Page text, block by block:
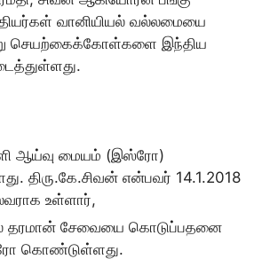
வானியியல் வல்லமையை
செயற்கைக்கோள்களை இந்திய
ஆய்வு மையம் (இஸ்ரோ)
திரு.கே.சிவன் என்பவர் 14.1.2018
உள்ளார்,
தரமான் சேவையை கொடுப்பதனை
கொண்டுள்ளது.